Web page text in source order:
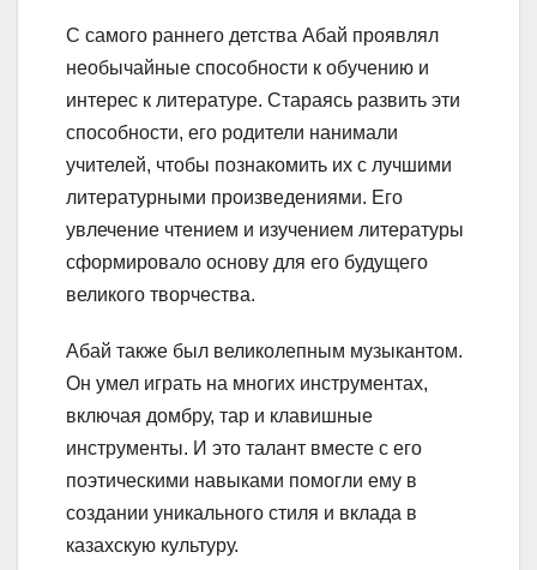
С самого раннего детства Абай проявлял
необычайные способности к обучению и
интерес к литературе. Стараясь развить эти
способности, его родители нанимали
учителей, чтобы познакомить их с лучшими
литературными произведениями. Его
увлечение чтением и изучением литературы
сформировало основу для его будущего
великого творчества.
Абай также был великолепным музыкантом.
Он умел играть на многих инструментах,
включая домбру, тар и клавишные
инструменты. И это талант вместе с его
поэтическими навыками помогли ему в
создании уникального стиля и вклада в
казахскую культуру.